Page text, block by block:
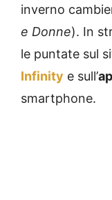
inverno
e Donne). In
le puntate sul
Infinity e sull’
smartphone.